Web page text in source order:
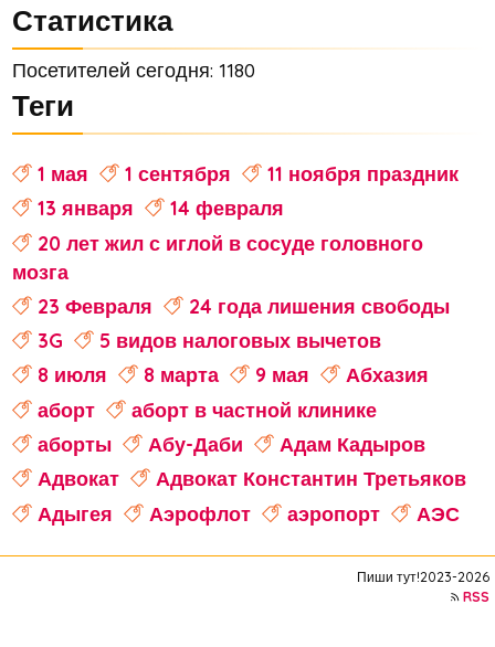
Статистика
Посетителей сегодня: 1180
Теги
1 мая 1 сентября
11 ноября праздник
13 января
14 февраля
20 лет жил с иглой в сосуде головного
мозга
23 Февраля
24 года лишения свободы
3G
5 видов налоговых вычетов
8 июля
8 марта 9 мая
Абхазия
аборт
аборт в частной клинике
аборты
Абу-Даби
Адам Кадыров
Адвокат
Адвокат Константин Третьяков
Адыгея
Аэрофлот аэропорт
АЭС
Пиши тут!2023-2026
RSS